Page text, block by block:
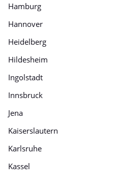
Hamburg
Hannover
Heidelberg
Hildesheim
Ingolstadt
Innsbruck
Jena
Kaiserslautern
Karlsruhe
Kassel